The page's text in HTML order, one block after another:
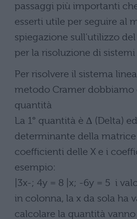
passaggi più importanti
esserti utile per seguire al
spiegazione sull’utilizzo
per la risoluzione di sistemi
Per risolvere il sistema
metodo Cramer dobbiamo
quantità
La 1° quantità è Δ (Delta)
determinante della
coefficienti delle X e i
esempio:
|3x-; 4y = 8 |x; -6y = 5 i
in colonna, la x da sola ha
calcolare la quantità